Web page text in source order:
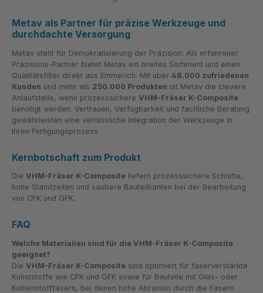
Metav als Partner für präzise Werkzeuge und
durchdachte Versorgung
Metav steht für Demokratisierung der Präzision: Als erfahrener
Präzisions-Partner bietet Metav ein breites Sortiment und einen
Qualitätsfilter direkt aus Emmerich. Mit über 48.000 zufriedenen
Kunden und mehr als 250.000 Produkten ist Metav die clevere
Anlaufstelle, wenn prozesssichere VHM-Fräser K-Composite
benötigt werden. Vertrauen, Verfügbarkeit und fachliche Beratung
gewährleisten eine verlässliche Integration der Werkzeuge in
Ihren Fertigungsprozess.
Kernbotschaft zum Produkt
Die VHM-Fräser K-Composite liefern prozesssichere Schnitte,
hohe Standzeiten und saubere Bauteilkanten bei der Bearbeitung
von CFK und GFK.
FAQ
Welche Materialien sind für die VHM-Fräser K-Composite
geeignet?
Die VHM-Fräser K-Composite sind optimiert für faserverstärkte
Kunststoffe wie CFK und GFK sowie für Bauteile mit Glas- oder
Kohlenstofffasern, bei denen hohe Abrasion durch die Fasern